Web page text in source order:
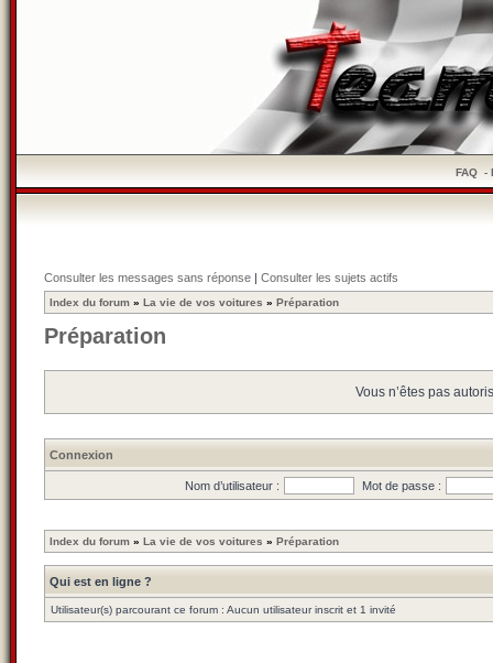
FAQ-
Consulter les messages sans réponse | Consulter les sujets actifs
Index du forum » La vie de vos voitures » Préparation
Préparation
Vous n’êtes pas
Connexion
Nom d’utilisateur : Mot de passe :
Index du forum » La vie de vos voitures » Préparation
Qui est en ligne ?
Utilisateur(s) parcourant ce forum : Aucun utilisateur inscrit et 1 invité